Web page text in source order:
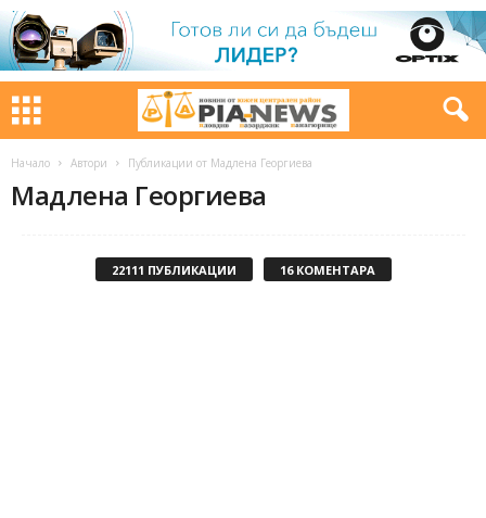
Начало Автори Публикации от Мадлена Георгиева
Мадлена Георгиева
22111 ПУБЛИКАЦИИ 16 КОМЕНТАРА